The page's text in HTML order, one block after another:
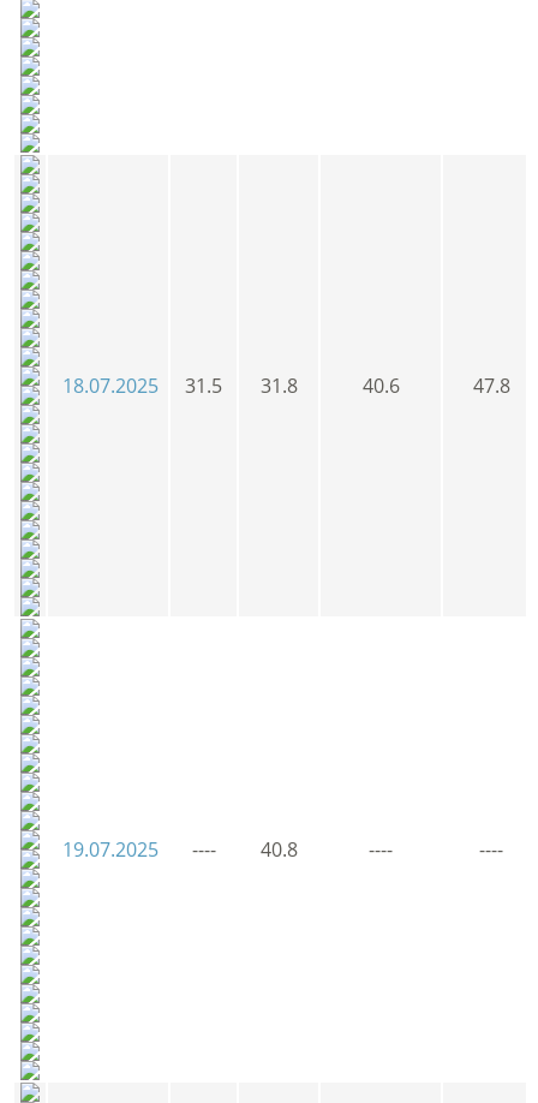
18.07.2025 31.5 31.8 40.6 47.8
19.07.2025 ---- 40.8 ---- ----